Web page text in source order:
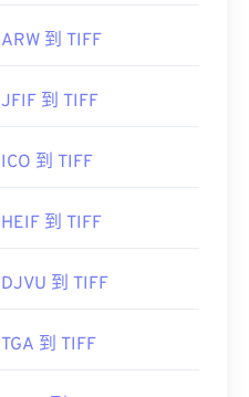
ARW 到 TIFF
JFIF 到 TIFF
ICO 到 TIFF
HEIF 到 TIFF
DJVU 到 TIFF
TGA 到 TIFF